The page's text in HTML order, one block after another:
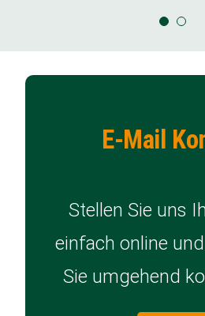
E-Mail
Stellen Sie uns
einfach online
Sie umgehend